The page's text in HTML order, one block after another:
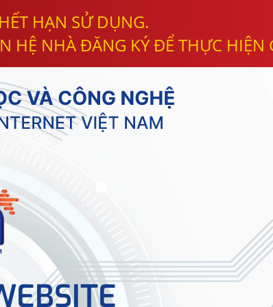
HẠN SỬ DỤNG.
HỆ NHÀ ĐĂNG KÝ ĐỂ THỰC HIỆN